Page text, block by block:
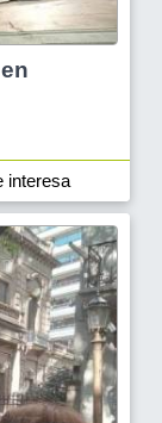
interesa